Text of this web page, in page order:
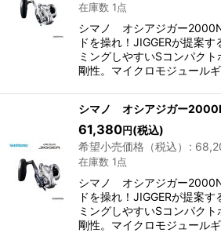
在庫数 1点
シマノ オシアジガー
ドを操れ！JIGGERが提案
ミングしやすいSコンパク
剛性。マイクロモジュール
シマノ オシアジガー
61,380円 (税込)
希望小売価格（税込）
:
在庫数 1点
シマノ オシアジガー
ドを操れ！JIGGERが提案
ミングしやすいSコンパク
剛性。マイクロモジュール